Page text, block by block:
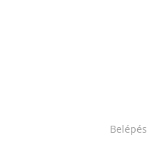
Belépés